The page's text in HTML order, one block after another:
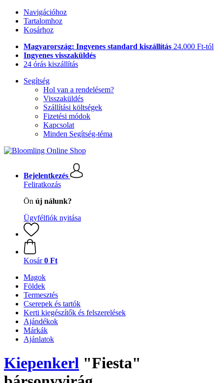
Navigációhoz
Tartalomhoz
Kosárhoz
Magyarország: Ingyenes standard kiszállítás 24.000 Ft-tól
Ingyenes visszaküldés
24 órás kiszállítás
Segítség
Hol van a rendelésem?
Visszaküldés
Szállítási költségek
Fizetési módok
Kapcsolat
Minden Segítség-téma
Bejelentkezés
Feliratkozás
Ön új nálunk?
Ügyfélfiók nyitása
Kosár 0 Ft
Magok
Földek
Termesztés
Cserepek és tartók
Kerti kiegészítők és felszerelések
Ajándékok
Márkák
Ajánlatok
Kiepenkerl "Fiesta"